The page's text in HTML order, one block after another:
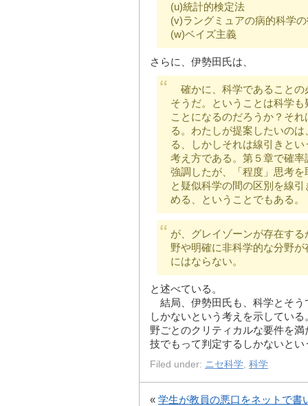
(u)統計的検定法
(v)ラングミュアの病的科学
(w)ベイズ主義
さらに、伊勢田氏は、
確かに、科学であることの
そうだ。ということは科学
ことになるのだろうか？そ
る。わたしが提案したいの
る、しかしそれは線引きと
考え方である。第５章で確
強調したが、「程度」思考
と疑似科学の間の区別を線
める、ということでもある。
が、グレイゾーンが存在す
野や明確に非科学的な分野
にはならない。
と述べている。
結局、伊勢田氏も、科学とそう
しかないという考えを示してい
野ごとのクリティカルな要件を
技でもって判定するしかないと
Filed under: ニセ科学, 科学
« 学生が教員の悪口をネットで書